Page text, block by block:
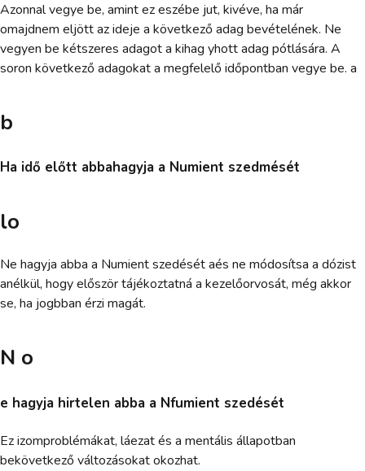
Azonnal vegye be, amint ez eszébe jut, kivéve, ha már
omajdnem eljött az ideje a következő adag bevételének. Ne
vegyen be kétszeres adagot a kihag yhott adag pótlására. A
soron következő adagokat a megfelelő időpontban vegye be. a
b
Ha idő előtt abbahagyja a Numient szedmését
lo
Ne hagyja abba a Numient szedését aés ne módosítsa a dózist
anélkül, hogy először tájékoztatná a kezelőorvosát, még akkor
se, ha jogbban érzi magát.
N o
e hagyja hirtelen abba a Nfumient szedését
Ez izomproblémákat, láezat és a mentális állapotban
bekövetkező változásokat okozhat.